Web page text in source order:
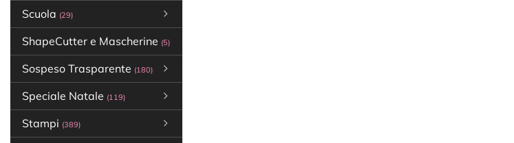
Scuola (29)
ShapeCutter e Mascherine (5)
Sospeso Trasparente (180)
Speciale Natale (119)
Stampi (389)